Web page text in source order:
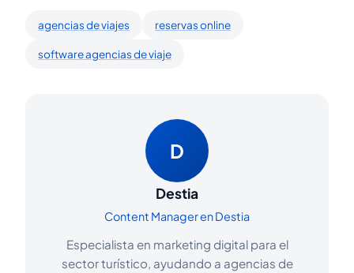
agencias de viajes reservas online
software agencias de viaje
D
Destia
Content Manager en Destia
Especialista en marketing digital para el
sector turístico, ayudando a agencias de